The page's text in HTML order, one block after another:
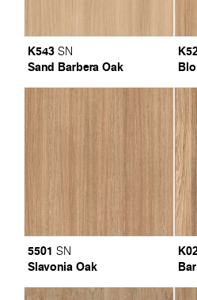
K543 SN
Sand Barbera Oak
5501 SN
Slavonia Oak